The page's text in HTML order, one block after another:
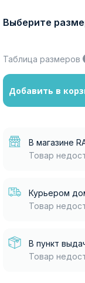
Выберите
Таблица размеров
Добавить в
В магазине
Товар
Курьером
Товар
В пункт
Товар